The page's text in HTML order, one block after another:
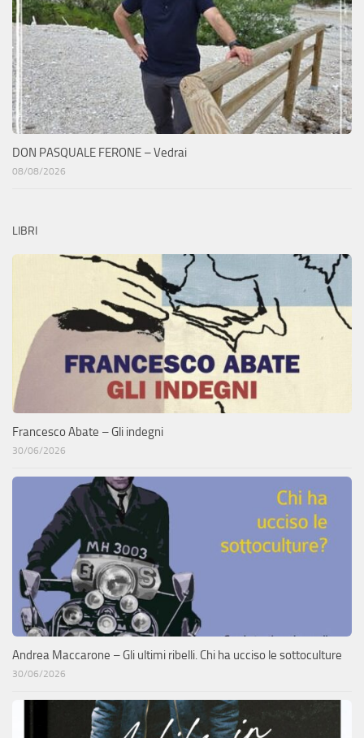
DON PASQUALE FERONE – Vedrai
08/08/2026
LIBRI
Francesco Abate – Gli indegni
30/06/2026
Andrea Maccarone – Gli ultimi ribelli. Chi ha ucciso le sottoculture
30/06/2026